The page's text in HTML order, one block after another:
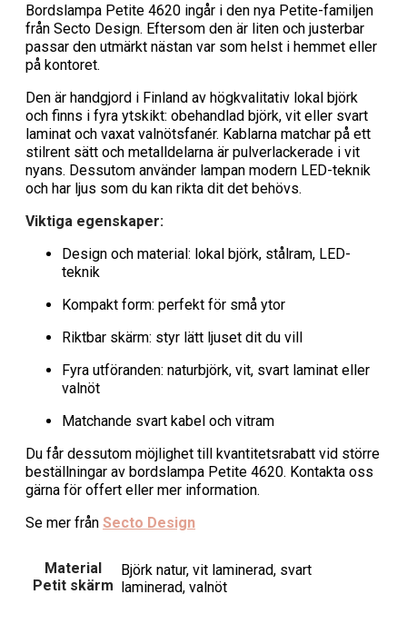
Bordslampa Petite 4620 ingår i den nya Petite-familjen
från Secto Design. Eftersom den är liten och justerbar
passar den utmärkt nästan var som helst i hemmet eller
på kontoret.
Den är handgjord i Finland av högkvalitativ lokal björk
och finns i fyra ytskikt: obehandlad björk, vit eller svart
laminat och vaxat valnötsfanér. Kablarna matchar på ett
stilrent sätt och metalldelarna är pulverlackerade i vit
nyans. Dessutom använder lampan modern LED-teknik
och har ljus som du kan rikta dit det behövs.
Viktiga egenskaper:
Design och material: lokal björk, stålram, LED-
teknik
Kompakt form: perfekt för små ytor
Riktbar skärm: styr lätt ljuset dit du vill
Fyra utföranden: naturbjörk, vit, svart laminat eller
valnöt
Matchande svart kabel och vitram
Du får dessutom möjlighet till kvantitetsrabatt vid större
beställningar av bordslampa Petite 4620. Kontakta oss
gärna för offert eller mer information.
Se mer från Secto Design
Material
Petit skärm
Björk natur, vit laminerad, svart
laminerad, valnöt